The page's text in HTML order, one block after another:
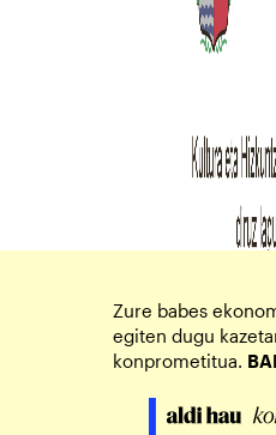
Zure babes
egiten dugu
konprometitua.